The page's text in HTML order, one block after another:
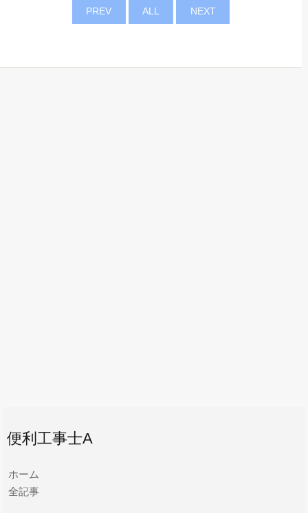
PREV ALL NEXT
便利工事士A
ホーム
全記事